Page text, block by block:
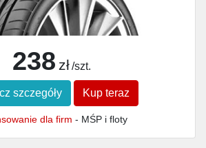
238 zł /szt.
szczegóły Kup teraz
dla firm - MŚP i floty